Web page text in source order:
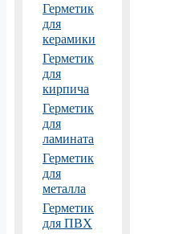
Герметик
для
керамики
Герметик
для
кирпича
Герметик
для
ламината
Герметик
для
металла
Герметик
для ПВХ